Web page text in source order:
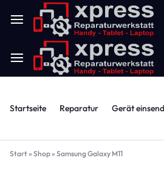
Startseite Reparatur Gerät
Start» Shop» Samsung Galaxy M11